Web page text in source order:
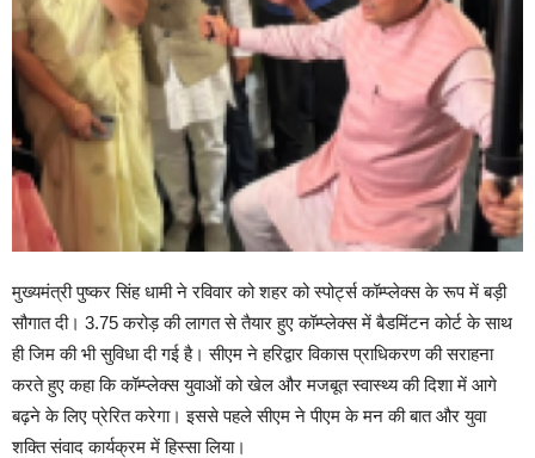
मुख्यमंत्री पुष्कर सिंह धामी ने रविवार को शहर को स्पोर्ट्स कॉम्प्लेक्स के रूप में बड़ी
सौगात दी। 3.75 करोड़ की लागत से तैयार हुए कॉम्प्लेक्स में बैडमिंटन कोर्ट के साथ
ही जिम की भी सुविधा दी गई है। सीएम ने हरिद्वार विकास प्राधिकरण की सराहना
करते हुए कहा कि कॉम्प्लेक्स युवाओं को खेल और मजबूत स्वास्थ्य की दिशा में आगे
बढ़ने के लिए प्रेरित करेगा। इससे पहले सीएम ने पीएम के मन की बात और युवा
शक्ति संवाद कार्यक्रम में हिस्सा लिया।